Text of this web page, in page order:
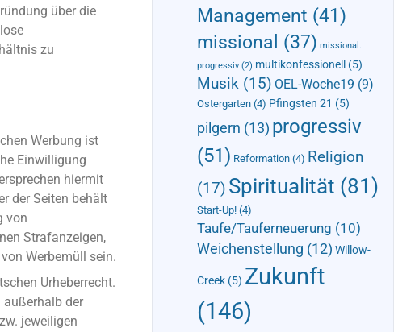
über die
zu
Werbung ist
Einwilligung
hiermit
der Seiten behält
von
Strafanzeigen,
Werbemüll sein.
Urheberrecht.
außerhalb der
jeweiligen
Management (41)
missional (37) missional.
progressiv(2) multikonfessionell (5)
Musik(15) OEL-Woche19 (9)
Ostergarten(4) Pfingsten 21 (5)
pilgern (13) progressiv
(51) Reformation(4) Religion
(17) Spiritualität (81)
Start-Up!(4)
Taufe/Tauferneuerung (10)
Weichenstellung (12) Willow-
Creek(5) Zukunft
(146)